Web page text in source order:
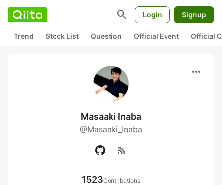
search Login Signup
Trend Stock List Question Official Event Official
more_horiz
Masaaki Inaba
@Masaaki_Inaba
rss_feed
1523Contributions